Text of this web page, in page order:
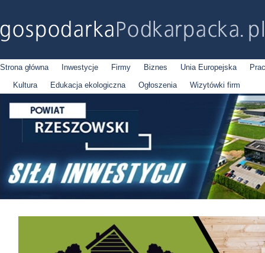
Strona główna Inwestycje Firmy Biznes Unia Europejska
Kultura
Edukacja ekologiczna Ogłoszenia Wizytówki firm